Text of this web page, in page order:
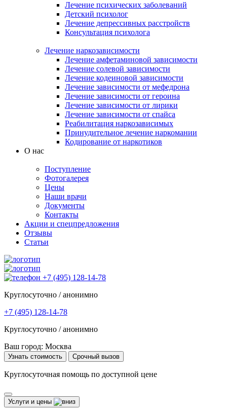
Лечение психических заболеваний
Детский психолог
Лечение депрессивных расстройств
Консультация психолога
Лечение наркозависимости
Лечение амфетаминовой зависимости
Лечение солевой зависимости
Лечение кодеиновой зависимости
Лечение зависимости от мефедрона
Лечение зависимости от героина
Лечение зависимости от лирики
Лечение зависимости от спайса
Реабилитация наркозависимых
Принудительное лечение наркомании
Кодирование от наркотиков
О нас
Поступление
Фотогалерея
Цены
Наши врачи
Документы
Контакты
Акции и спецпредложения
Отзывы
Статьи
+7 (495) 128-14-78
Круглосуточно / анонимно
+7 (495) 128-14-78
Круглосуточно / анонимно
Ваш город: Москва
Узнать стоимость Срочный вызов
Круглосуточная помощь по доступной цене
Услуги и цены